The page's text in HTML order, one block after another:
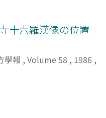
十六羅漢像の位置
學報 , Volume 58 , 1986 ,